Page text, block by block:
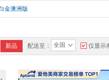
金澳洲版
新品 配送至： 全国 仅显示